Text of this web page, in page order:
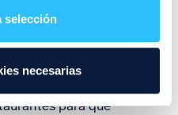
selección
necesarias
ocio y shopping durante
necesaria de
Sus datos de contacto y
para que